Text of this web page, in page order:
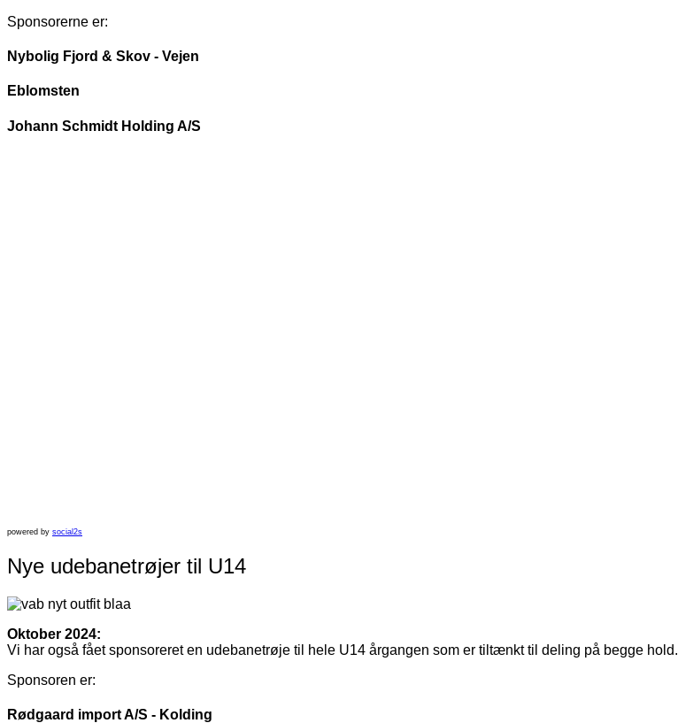
Sponsorerne er:
Nybolig Fjord & Skov - Vejen
Eblomsten
Johann Schmidt Holding A/S
powered by social2s
Nye udebanetrøjer til U14
Oktober 2024:
Vi har også fået sponsoreret en udebanetrøje til hele U14 årgangen som er tiltænkt til deling på begge hold.
Sponsoren er:
Rødgaard import A/S - Kolding